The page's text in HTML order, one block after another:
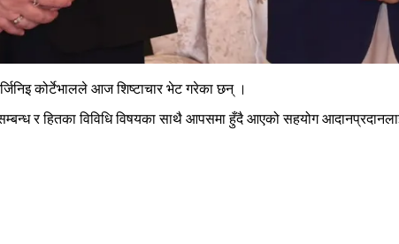
कोर्टेभालले आज शिष्टाचार भेट गरेका छन् ।
सम्बन्ध र हितका विविधि विषयका साथै आपसमा हुँदै आएको सहयोग